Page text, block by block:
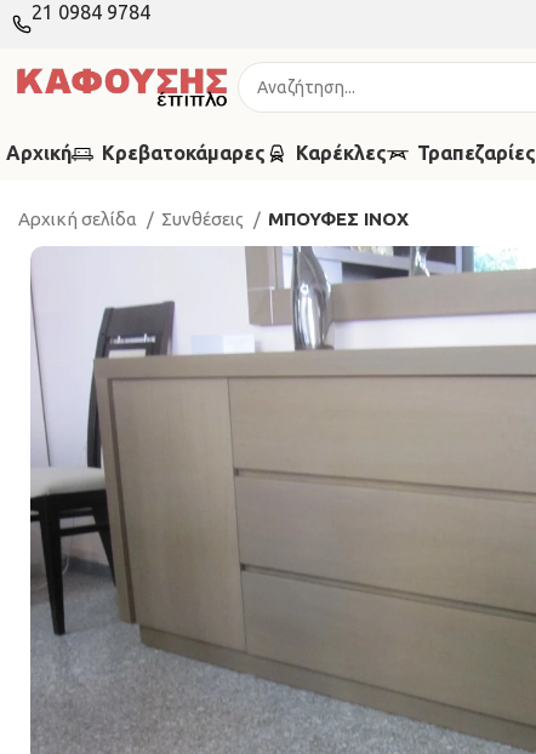
21 0984 9784
Αρχική Κρεβατοκάμαρες Καρέκλες Τραπεζαρίες
Αρχική σελίδα Συνθέσεις ΜΠΟΥΦΕΣ ΙΝΟX